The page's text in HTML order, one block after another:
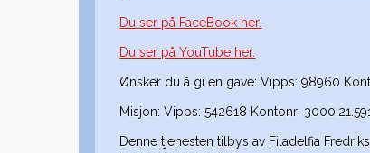
Du ser på FaceBook her.
Du ser på YouTube her.
Ønsker du å gi en gave: Vipps: 98960
Misjon: Vipps: 542618 Kontonr:
Denne tjenesten tilbys av Filadelfia